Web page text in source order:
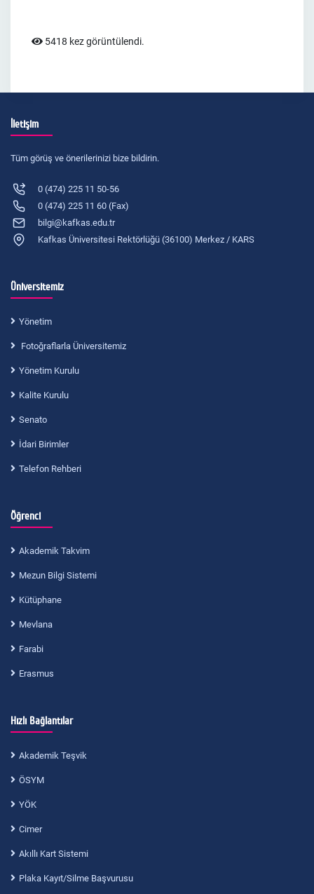
5418 kez görüntülendi.
İletişim
Tüm görüş ve önerilerinizi bize bildirin.
0 (474) 225 11 50-56
0 (474) 225 11 60 (Fax)
bilgi@kafkas.edu.tr
Kafkas Üniversitesi Rektörlüğü (36100) Merkez / KARS
Üniversitemiz
Yönetim
Fotoğraflarla Üniversitemiz
Yönetim Kurulu
Kalite Kurulu
Senato
İdari Birimler
Telefon Rehberi
Öğrenci
Akademik Takvim
Mezun Bilgi Sistemi
Kütüphane
Mevlana
Farabi
Erasmus
Hızlı Bağlantılar
Akademik Teşvik
ÖSYM
YÖK
Cimer
Akıllı Kart Sistemi
Plaka Kayıt/Silme Başvurusu